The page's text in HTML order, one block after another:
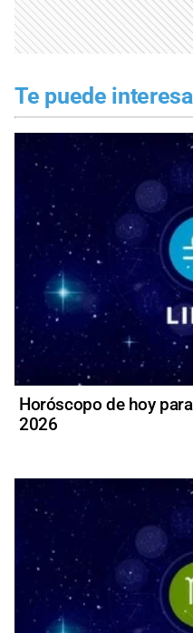
Te puede
Horóscopo de hoy
2026